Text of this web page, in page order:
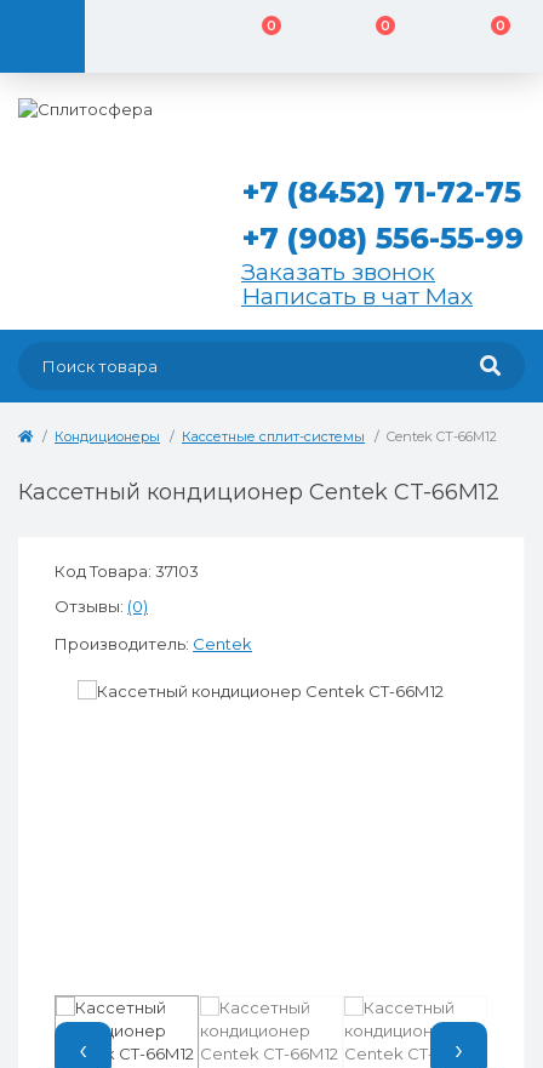
0 0 0
+7 (8452) 71-72-75
+7 (908) 556-55-99
Заказать звонок
Написать в чат Max
Кондиционеры Кассетные сплит-системы Centek CT-66М12
Кассетный кондиционер Centek CT-66М12
Код Товара: 37103
Отзывы: (0)
Производитель: Centek
‹ ›